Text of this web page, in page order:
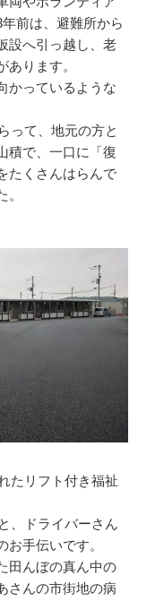
前は、避難所から
設へ引っ越し、老
ります。
かっているような
って、地元の方と
積で、一口に「復
たくさんはらんで
たリフト付き福祉
、ドライバーさん
手伝いです。
田んぼの真ん中の
さんの市街地の病